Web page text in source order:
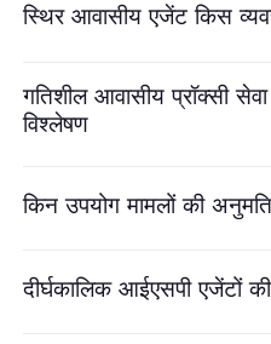
स्थिर आवासीय एजेंट किस
गतिशील आवासीय प्रॉक्सी
विश्लेषण
किन उपयोग मामलों की
BestProxy धोखाधड़ी, स्पैम,
दीर्घकालिक आईएसपी एजेंटों